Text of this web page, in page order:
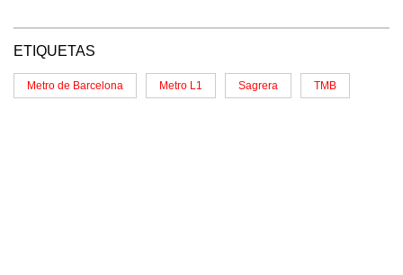
ETIQUETAS
Metro de Barcelona Metro L1 Sagrera TMB